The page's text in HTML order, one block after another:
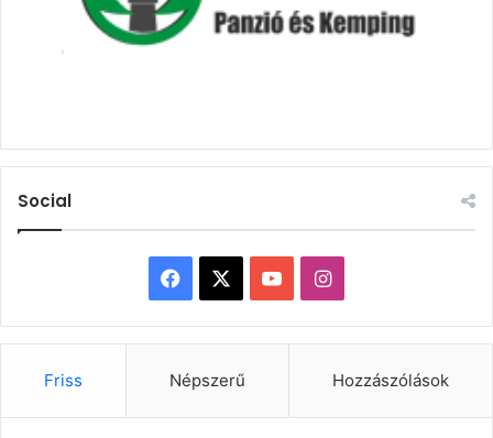
Social
Facebook YouTubeInstagram
Friss Népszerű Hozzászólások